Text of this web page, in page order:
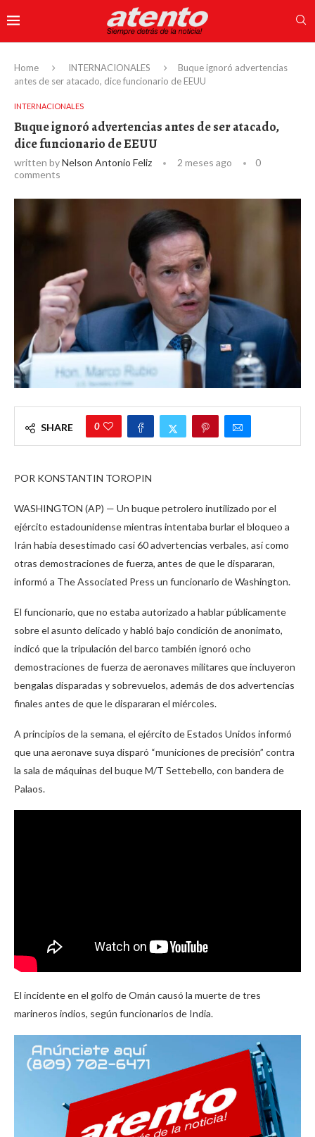
Home INTERNACIONALES
Buque ignoró advertencias
antes de ser atacado, dice funcionario de EEUU
INTERNACIONALES
Buque ignoró advertencias antes de ser atacado,
dice funcionario de EEUU
written byNelson Antonio Feliz 2 meses ago
0
comments
SHARE 0
POR KONSTANTIN TOROPIN
WASHINGTON (AP) — Un buque petrolero inutilizado por el
ejército estadounidense mientras intentaba burlar el bloqueo a
Irán había desestimado casi 60 advertencias verbales, así como
otras demostraciones de fuerza, antes de que le dispararan,
informó a The Associated Press un funcionario de Washington.
El funcionario, que no estaba autorizado a hablar públicamente
sobre el asunto delicado y habló bajo condición de anonimato,
indicó que la tripulación del barco también ignoró ocho
demostraciones de fuerza de aeronaves militares que incluyeron
bengalas disparadas y sobrevuelos, además de dos advertencias
finales antes de que le dispararan el miércoles.
A principios de la semana, el ejército de Estados Unidos informó
que una aeronave suya disparó “municiones de precisión” contra
la sala de máquinas del buque M/T Settebello, con bandera de
Palaos.
El incidente en el golfo de Omán causó la muerte de tres
marineros indios, según funcionarios de India.